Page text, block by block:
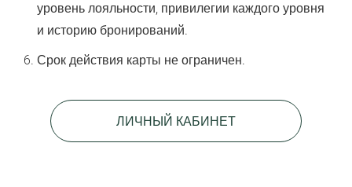
уровень лояльности, привилегии каждого уровня
и историю бронирований.
Срок действия карты не ограничен.
ЛИЧНЫЙ КАБИНЕТ